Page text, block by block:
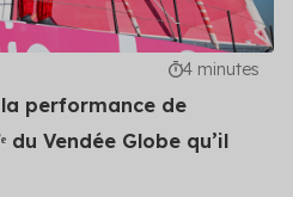
4 minutes
performance de
du Vendée Globe qu’il